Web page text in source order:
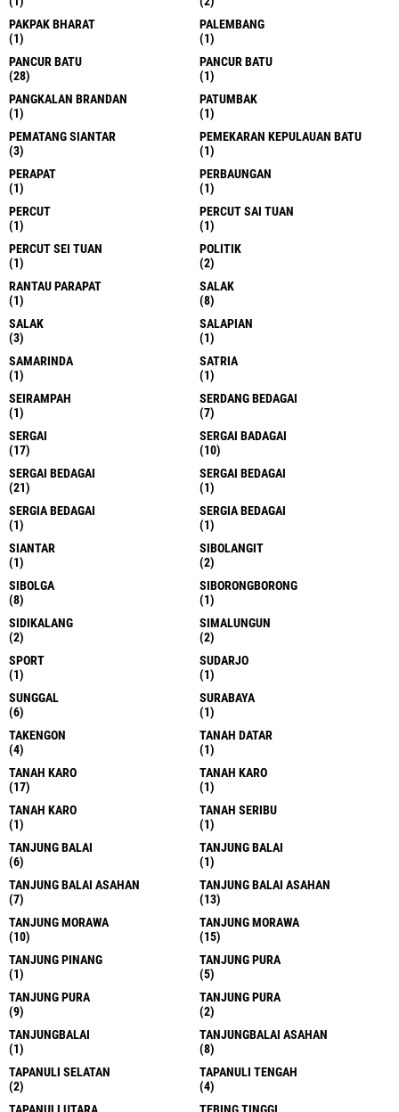
PAKPAK BHARAT
(1)
PALEMBANG
(1)
PANCUR BATU
(28)
PANCUR BATU
(1)
PANGKALAN BRANDAN
(1)
PATUMBAK
(1)
PEMATANG SIANTAR
(3)
PEMEKARAN KEPULAUAN BATU
(1)
PERAPAT
(1)
PERBAUNGAN
(1)
PERCUT
(1)
PERCUT SAI TUAN
(1)
PERCUT SEI TUAN
(1)
POLITIK
(2)
RANTAU PARAPAT
(1)
SALAK
(8)
SALAK
(3)
SALAPIAN
(1)
SAMARINDA
(1)
SATRIA
(1)
SEIRAMPAH
(1)
SERDANG BEDAGAI
(7)
SERGAI
(17)
SERGAI BADAGAI
(10)
SERGAI BEDAGAI
(21)
SERGAI BEDAGAI
(1)
SERGIA BEDAGAI
(1)
SERGIA BEDAGAI
(1)
SIANTAR
(1)
SIBOLANGIT
(2)
SIBOLGA
(8)
SIBORONGBORONG
(1)
SIDIKALANG
(2)
SIMALUNGUN
(2)
SPORT
(1)
SUDARJO
(1)
SUNGGAL
(6)
SURABAYA
(1)
TAKENGON
(4)
TANAH DATAR
(1)
TANAH KARO
(17)
TANAH KARO
(1)
TANAH KARO
(1)
TANAH SERIBU
(1)
TANJUNG BALAI
(6)
TANJUNG BALAI
(1)
TANJUNG BALAI ASAHAN
(7)
TANJUNG BALAI ASAHAN
(13)
TANJUNG MORAWA
(10)
TANJUNG MORAWA
(15)
TANJUNG PINANG
(1)
TANJUNG PURA
(5)
TANJUNG PURA
(9)
TANJUNG PURA
(2)
TANJUNGBALAI
(1)
TANJUNGBALAI ASAHAN
(8)
TAPANULI SELATAN
(2)
TAPANULI TENGAH
(4)